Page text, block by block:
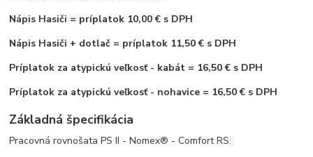
Nápis Hasiči = príplatok 10,00 € s DPH
Nápis Hasiči + dotlač = príplatok 11,50 € s DPH
Príplatok za atypickú veľkosť - kabát = 16,50 € s DPH
Príplatok za atypickú veľkosť - nohavice = 16,50 € s DPH
Základná špecifikácia
Pracovná rovnošata PS II - Nomex® - Comfort RS: